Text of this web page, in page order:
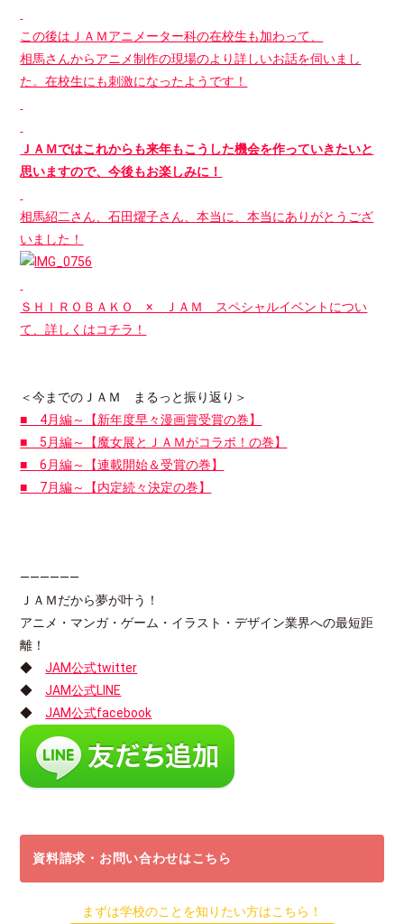
この後はＪＡＭアニメーター科の在校生も加わって、
相馬さんからアニメ制作の現場のより詳しいお話を伺いまし
た。在校生にも刺激になったようです！
ＪＡＭではこれからも来年もこうした機会を作っていきたいと
思いますので、今後もお楽しみに！
相馬紹二さん、石田燿子さん、本当に、本当にありがとうござ
いました！
ＳＨＩＲＯＢＡＫＯ × ＪＡＭ スペシャルイベントについ
て、詳しくはコチラ！
＜今までのＪＡＭ まるっと振り返り＞
■ 4月編～【新年度早々漫画賞受賞の巻】
■ 5月編～【魔女展とＪＡＭがコラボ！の巻】
■6月編～【連載開始＆受賞の巻】
■ 7月編～【内定続々決定の巻】
――――――
ＪＡＭだから夢が叶う！
アニメ・マンガ・ゲーム・イラスト・デザイン業界への最短距
離！
◆JAM公式twitter
◆JAM公式LINE
◆JAM公式facebook
資料請求・お問い合わせはこちら
まずは学校のことを知りたい方はこちら！